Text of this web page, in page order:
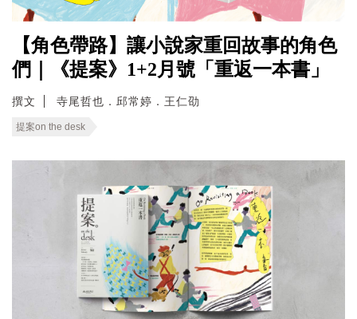
【角色帶路】讓小說家重回故事的角色
們｜《提案》1+2月號「重返一本書」
撰文 寺尾哲也．邱常婷．王仁劭
提案on the desk